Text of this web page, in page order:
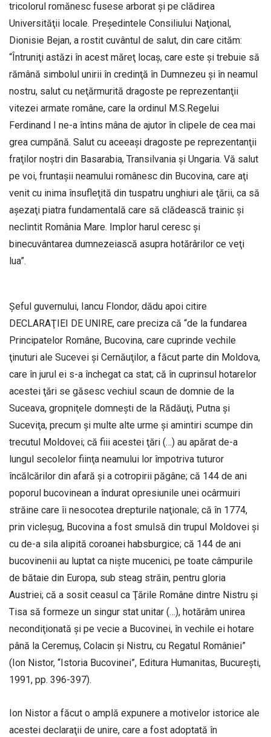
tricolorul romănesc fusese arborat şi pe clădirea
Universităţii locale. Preşedintele Consiliului Naţional,
Dionisie Bejan, a rostit cuvântul de salut, din care cităm:
“Întruniţi astăzi în acest măreţ locaş, care este şi trebuie să
rămână simbolul unirii în credinţă în Dumnezeu şi în neamul
nostru, salut cu neţărmurită dragoste pe reprezentanţii
vitezei armate române, care la ordinul M.S.Regelui
Ferdinand I ne-a întins mâna de ajutor în clipele de cea mai
grea cumpănă. Salut cu aceeaşi dragoste pe reprezentanţii
fraţilor noştri din Basarabia, Transilvania şi Ungaria. Vă salut
pe voi, fruntaşii neamului românesc din Bucovina, care aţi
venit cu inima însufleţită din tuspatru unghiuri ale ţării, ca să
aşezaţi piatra fundamentală care să clădească trainic şi
neclintit România Mare. Implor harul ceresc şi
binecuvântarea dumnezeiască asupra hotărârilor ce veţi
lua”.
Şeful guvernului, Iancu Flondor, dădu apoi citire
DECLARAŢIEI DE UNIRE, care preciza că “de la fundarea
Principatelor Române, Bucovina, care cuprinde vechile
ţinuturi ale Sucevei şi Cernăuţilor, a făcut parte din Moldova,
care în jurul ei s-a închegat ca stat; că în cuprinsul hotarelor
acestei ţări se găsesc vechiul scaun de domnie de la
Suceava, gropniţele domneşti de la Rădăuţi, Putna şi
Suceviţa, precum şi multe alte urme şi amintiri scumpe din
trecutul Moldovei; că fiii acestei ţări (…) au apărat de-a
lungul secolelor fiinţa neamului lor împotriva tuturor
încălcărilor din afară şi a cotropirii păgâne; că 144 de ani
poporul bucovinean a îndurat opresiunile unei ocârmuiri
străine care îi nesocotea drepturile naţionale; că în 1774,
prin vicleşug, Bucovina a fost smulsă din trupul Moldovei şi
cu de-a sila alipită coroanei habsburgice; că 144 de ani
bucovinenii au luptat ca nişte mucenici, pe toate câmpurile
de bătaie din Europa, sub steag străin, pentru gloria
Austriei; că a sosit ceasul ca Ţările Române dintre Nistru şi
Tisa să formeze un singur stat unitar (…), hotărâm unirea
necondiţionată şi pe vecie a Bucovinei, în vechile ei hotare
până la Ceremuş, Colacin şi Nistru, cu Regatul României”
(Ion Nistor, “Istoria Bucovinei”, Editura Humanitas, Bucureşti,
1991, pp. 396-397).
Ion Nistor a făcut o amplă expunere a motivelor istorice ale
acestei declaraţii de unire, care a fost adoptată în